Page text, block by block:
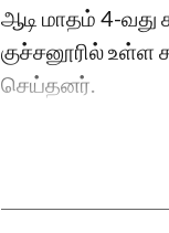
ஆடி மாதம் 4-
குச்சனூரில் உள்ள
செய்தனர்.